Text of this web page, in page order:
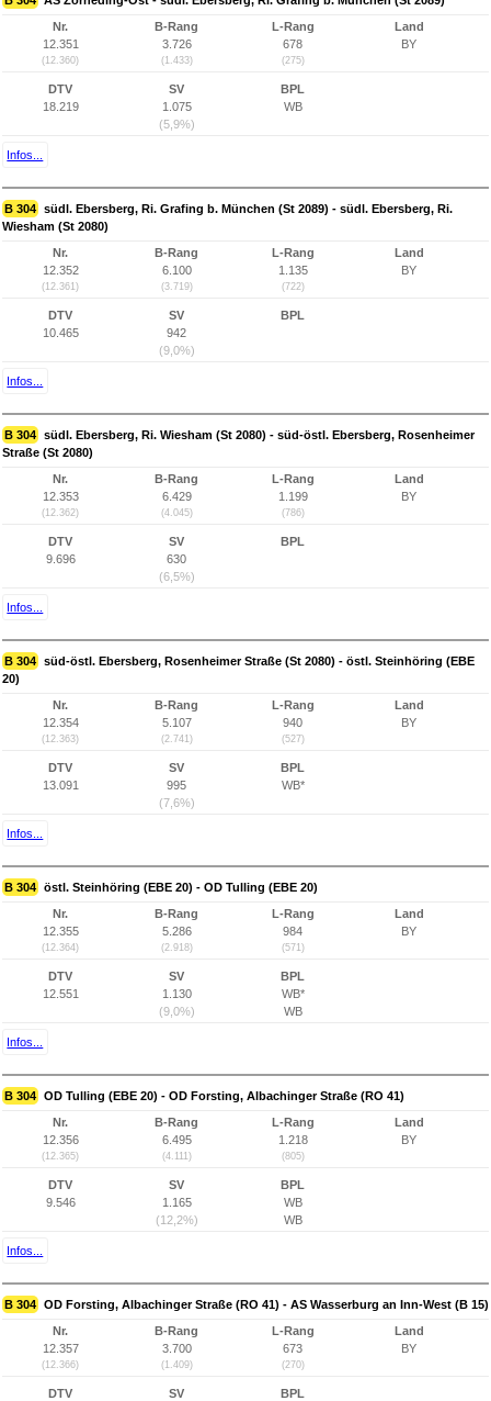
Nr.
12.351
(12.360)
B-Rang
3.726
(1.433)
L-Rang
678
(275)
Land
BY
DTV
18.219
SV
1.075
(5,9%)
BPL
WB
Infos...
B 304 südl. Ebersberg, Ri. Grafing b. München (St 2089) - südl. Ebersberg, Ri.
Wiesham (St 2080)
Nr.
12.352
(12.361)
B-Rang
6.100
(3.719)
L-Rang
1.135
(722)
Land
BY
DTV
10.465
SV
942
(9,0%)
BPL
Infos...
B 304 südl. Ebersberg, Ri. Wiesham (St 2080) - süd-östl. Ebersberg, Rosenheimer
Straße (St 2080)
Nr.
12.353
(12.362)
B-Rang
6.429
(4.045)
L-Rang
1.199
(786)
Land
BY
DTV
9.696
SV
630
(6,5%)
BPL
Infos...
B 304 süd-östl. Ebersberg, Rosenheimer Straße (St 2080) - östl. Steinhöring (EBE
20)
Nr.
12.354
(12.363)
B-Rang
5.107
(2.741)
L-Rang
940
(527)
Land
BY
DTV
13.091
SV
995
(7,6%)
BPL
WB*
Infos...
B 304 östl. Steinhöring (EBE 20) - OD Tulling (EBE 20)
Nr.
12.355
(12.364)
B-Rang
5.286
(2.918)
L-Rang
984
(571)
Land
BY
DTV
12.551
SV
1.130
(9,0%)
BPL
WB*
WB
Infos...
B 304 OD Tulling (EBE 20) - OD Forsting, Albachinger Straße (RO 41)
Nr.
12.356
(12.365)
B-Rang
6.495
(4.111)
L-Rang
1.218
(805)
Land
BY
DTV
9.546
SV
1.165
(12,2%)
BPL
WB
WB
Infos...
B 304 OD Forsting, Albachinger Straße (RO 41) - AS Wasserburg an Inn-West (B 15)
Nr.
12.357
(12.366)
B-Rang
3.700
(1.409)
L-Rang
673
(270)
Land
BY
DTV
SV
BPL